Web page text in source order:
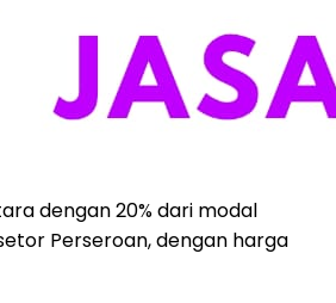
dengan 20% dari modal
Perseroan, dengan harga